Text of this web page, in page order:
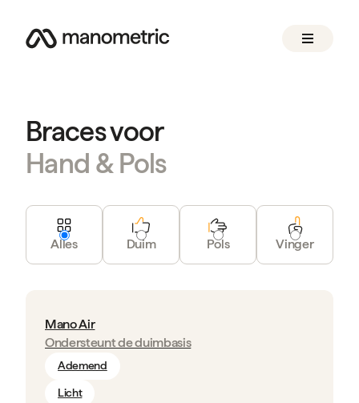
Braces voor
Hand & Pols
Alles Duim Pols Vinger
Mano Air
Ondersteunt de duimbasis
Ademend
Licht